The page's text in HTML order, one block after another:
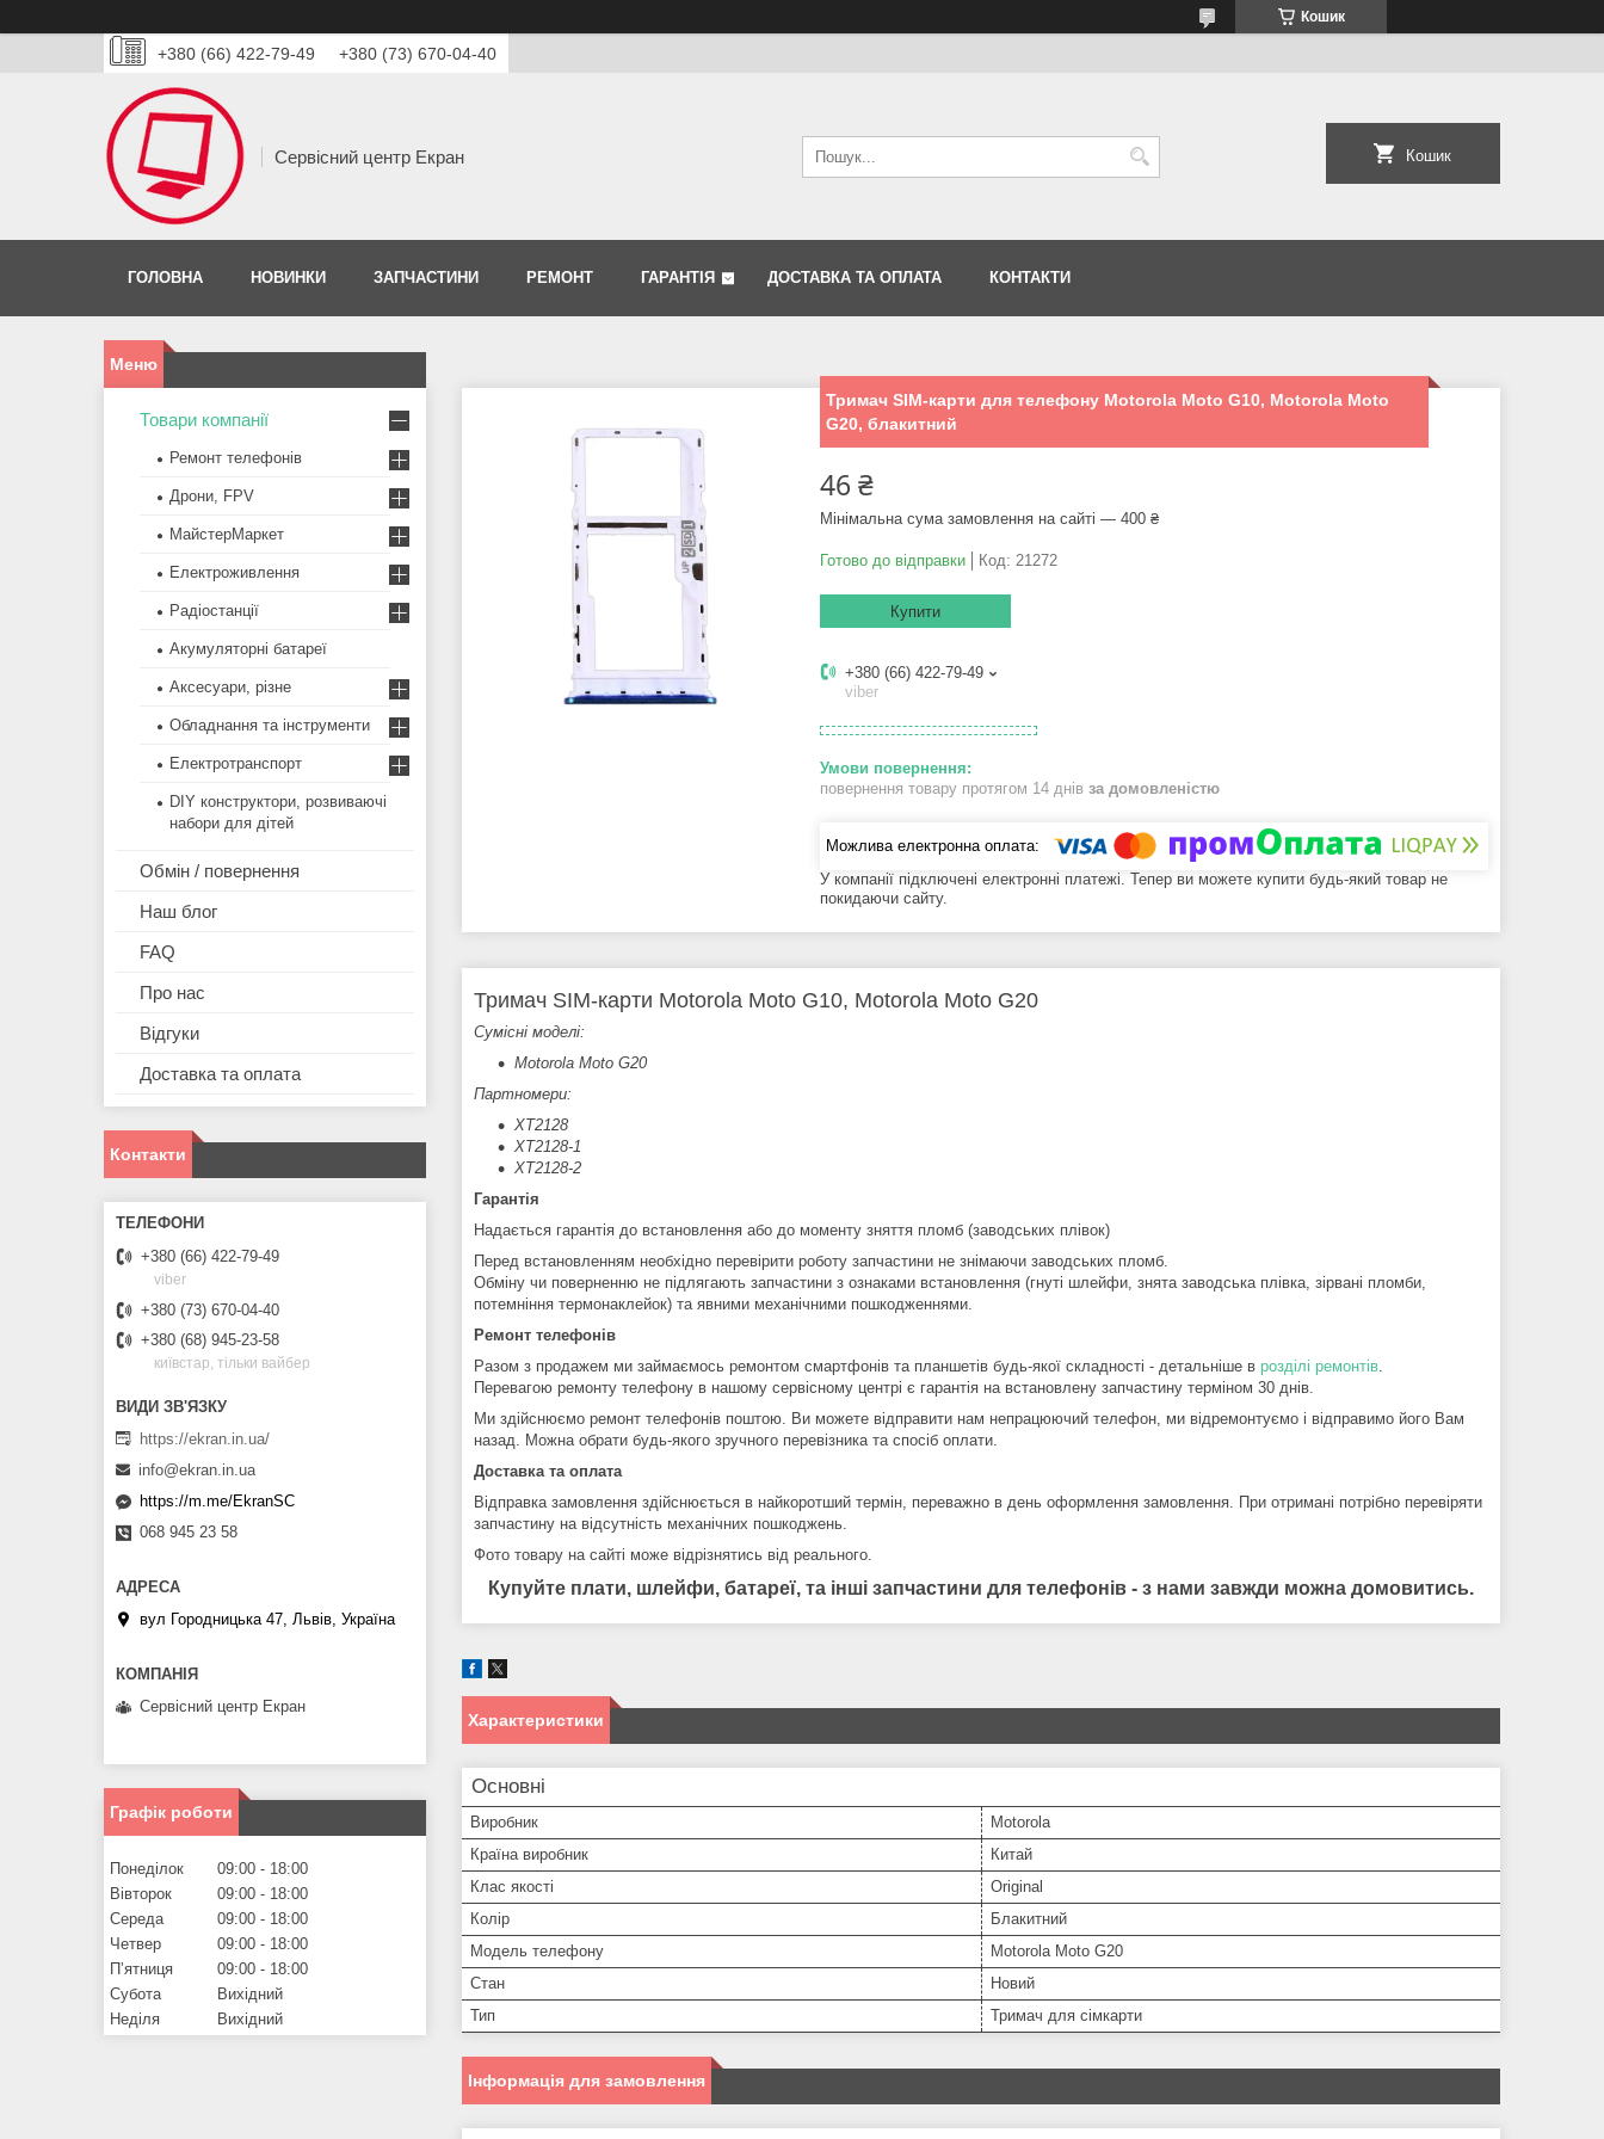
Кошик
+380 (66) 422-79-49 +380 (73) 670-04-40
Сервісний центр Екран Кошик
ГОЛОВНА НОВИНКИ ЗАПЧАСТИНИ РЕМОНТ ГАРАНТІЯ ДОСТАВКА ТА ОПЛАТА КОНТАКТИ
Тримач SIM-карти для телефону Motorola Moto G10, Motorola Moto
G20, блакитний
46 ₴
Мінімальна сума замовлення на сайті — 400 ₴
Готово до відправки Код: 21272
Купити
+380 (66) 422-79-49
viber
повернення товару протягом 14 днів за домовленістю
У компанії підключені електронні платежі. Тепер ви можете купити будь-який товар не
покидаючи сайту.
Тримач SIM-карти Motorola Moto G10, Motorola Moto G20
Сумісні моделі:
Motorola Moto G20
Партномери:
XT2128
XT2128-1
XT2128-2
Гарантія
Надається гарантія до встановлення або до моменту зняття пломб (заводських плівок)
Перед встановленням необхідно перевірити роботу запчастини не знімаючи заводських пломб.
Обміну чи поверненню не підлягають запчастини з ознаками встановлення (гнуті шлейфи, знята заводська плівка, зірвані пломби,
потемніння термонаклейок) та явними механічними пошкодженнями.
Ремонт телефонів
Разом з продажем ми займаємось ремонтом смартфонів та планшетів будь-якої складності - детальніше в розділі ремонтів.
Перевагою ремонту телефону в нашому сервісному центрі є гарантія на встановлену запчастину терміном 30 днів.
Ми здійснюємо ремонт телефонів поштою. Ви можете відправити нам непрацюючий телефон, ми відремонтуємо і відправимо його Вам
назад. Можна обрати будь-якого зручного перевізника та спосіб оплати.
Доставка та оплата
Відправка замовлення здійснюється в найкоротший термін, переважно в день оформлення замовлення. При отримані потрібно перевіряти
запчастину на відсутність механічних пошкоджень.
Фото товару на сайті може відрізнятись від реального.
Купуйте плати, шлейфи, батареї, та інші запчастини для телефонів - з нами завжди можна домовитись.
Характеристики
Основні
Виробник
Motorola
Країна виробник
Китай
Клас якості
Original
Колір
Блакитний
Модель телефону
Motorola Moto G20
Стан
Новий
Тип
Тримач для сімкарти
Інформація для замовлення
Товари компанії
Ремонт телефонів
Дрони, FPV
МайстерМаркет
Електроживлення
Радіостанції
Акумуляторні батареї
Аксесуари, різне
Обладнання та інструменти
Електротранспорт
DIY конструктори, розвиваючі
набори для дітей
Обмін / повернення
Наш блог
FAQ
Про нас
Відгуки
Доставка та оплата
Контакти
+380 (66) 422-79-49
viber
+380 (73) 670-04-40
+380 (68) 945-23-58
київстар, тільки вайбер
https://ekran.in.ua/
info@ekran.in.ua
https://m.me/EkranSC
068 945 23 58
вул Городницька 47, Львів, Україна
Сервісний центр Екран
Графік роботи
Понеділок 09:00
18:00
Вівторок
09:00
18:00
Середа
09:00
18:00
Четвер
09:00
18:00
Пʼятниця
09:00
18:00
Субота
Вихідний
Неділя
Вихідний